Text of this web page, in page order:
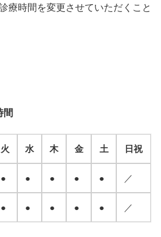
療時間を変更させていただくこと
間
火 水 木 金 土 日祝
● ● ● ● ● ／
● ● ● ● ● ／